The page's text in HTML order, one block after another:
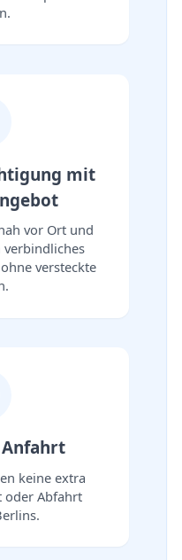
mit
vor Ort und
versteckte
keine extra
oder Abfahrt